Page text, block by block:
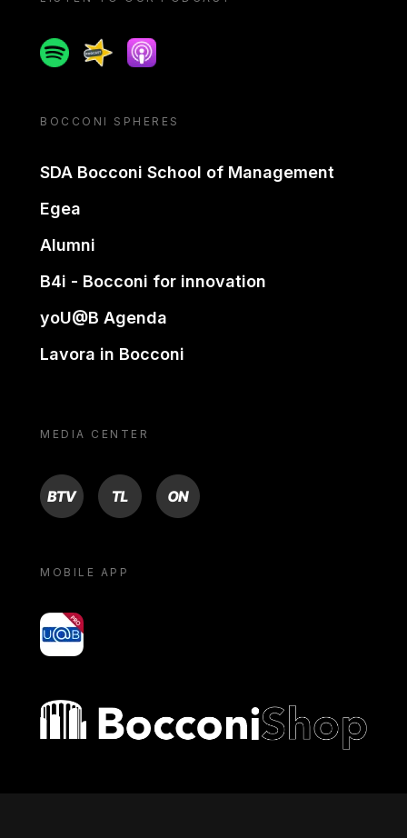
SpotifySpreakerApple podcast
BOCCONI SPHERES
SDA Bocconi School of Management
Egea
Alumni
B4i - Bocconi for innovation
yoU@B Agenda
Lavora in Bocconi
MEDIA CENTER
BTV TL ON
MOBILE APP
yoU@B
Bocconi shop